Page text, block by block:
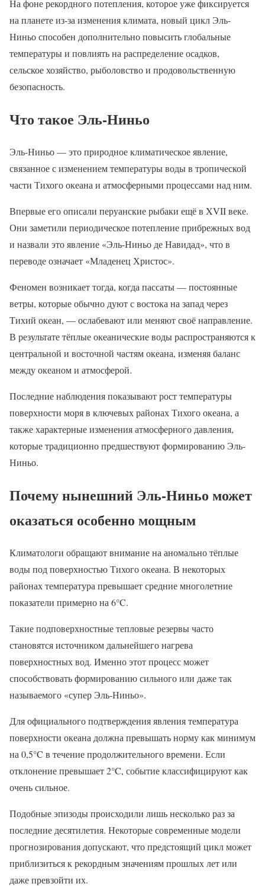
На фоне рекордного потепления, которое уже фиксируется
на планете из-за изменения климата, новый цикл Эль-
Ниньо способен дополнительно повысить глобальные
температуры и повлиять на распределение осадков,
сельское хозяйство, рыболовство и продовольственную
безопасность.
Что такое Эль-Ниньо
Эль-Ниньо — это природное климатическое явление,
связанное с изменением температуры воды в тропической
части Тихого океана и атмосферными процессами над ним.
Впервые его описали перуанские рыбаки ещё в XVII веке.
Они заметили периодическое потепление прибрежных вод
и назвали это явление «Эль-Ниньо де Навидад», что в
переводе означает «Младенец Христос».
Феномен возникает тогда, когда пассаты — постоянные
ветры, которые обычно дуют с востока на запад через
Тихий океан, — ослабевают или меняют своё направление.
В результате тёплые океанические воды распространяются к
центральной и восточной частям океана, изменяя баланс
между океаном и атмосферой.
Последние наблюдения показывают рост температуры
поверхности моря в ключевых районах Тихого океана, а
также характерные изменения атмосферного давления,
которые традиционно предшествуют формированию Эль-
Ниньо.
Почему нынешний Эль-Ниньо может
оказаться особенно мощным
Климатологи обращают внимание на аномально тёплые
воды под поверхностью Тихого океана. В некоторых
районах температура превышает средние многолетние
показатели примерно на 6°C.
Такие подповерхностные тепловые резервы часто
становятся источником дальнейшего нагрева
поверхностных вод. Именно этот процесс может
способствовать формированию сильного или даже так
называемого «супер Эль-Ниньо».
Для официального подтверждения явления температура
поверхности океана должна превышать норму как минимум
на 0,5°C в течение продолжительного времени. Если
отклонение превышает 2°C, событие классифицируют как
очень сильное.
Подобные эпизоды происходили лишь несколько раз за
последние десятилетия. Некоторые современные модели
прогнозирования допускают, что предстоящий цикл может
приблизиться к рекордным значениям прошлых лет или
даже превзойти их.